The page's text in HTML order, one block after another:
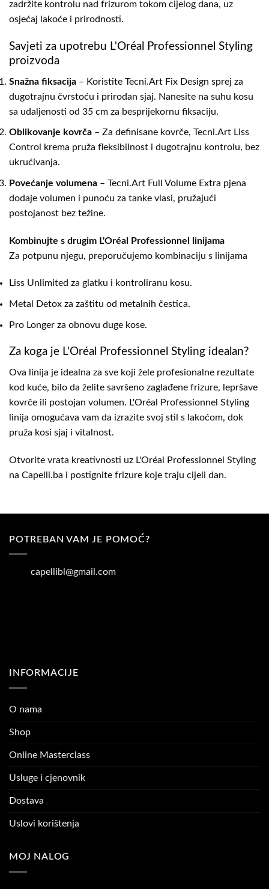
zadržite kontrolu nad frizurom tokom cijelog dana, uz
osjećaj lakoće i prirodnosti.
Savjeti za upotrebu L'Oréal Professionnel Styling
proizvoda
Snažna fiksacija – Koristite Tecni.Art Fix Design sprej za
dugotrajnu čvrstoću i prirodan sjaj. Nanesite na suhu kosu
sa udaljenosti od 35 cm za besprijekornu fiksaciju.
Oblikovanje kovrča – Za definisane kovrče, Tecni.Art Liss
Control krema pruža fleksibilnost i dugotrajnu kontrolu, bez
ukrućivanja.
Povećanje volumena – Tecni.Art Full Volume Extra pjena
dodaje volumen i punoću za tanke vlasi, pružajući
postojanost bez težine.
Kombinujte s drugim L'Oréal Professionnel linijama
Za potpunu njegu, preporučujemo kombinaciju s linijama
Liss Unlimited za glatku i kontroliranu kosu.
Metal Detox za zaštitu od metalnih čestica.
Pro Longer za obnovu duge kose.
Za koga je L'Oréal Professionnel Styling idealan?
Ova linija je idealna za sve koji žele profesionalne rezultate
kod kuće, bilo da želite savršeno zaglađene frizure, lepršave
kovrče ili postojan volumen. L'Oréal Professionnel Styling
linija omogućava vam da izrazite svoj stil s lakoćom, dok
pruža kosi sjaj i vitalnost.
Otvorite vrata kreativnosti uz L'Oréal Professionnel Styling
na Capelli.ba i postignite frizure koje traju cijeli dan.
POTREBAN VAM JE POMOĆ?
capellibl@gmail.com
INFORMACIJE
O nama
Shop
Online Masterclass
Usluge i cjenovnik
Dostava
Uslovi korištenja
MOJ NALOG